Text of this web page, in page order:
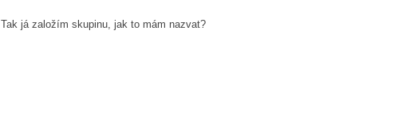
Tak já založím skupinu, jak to mám nazvat?